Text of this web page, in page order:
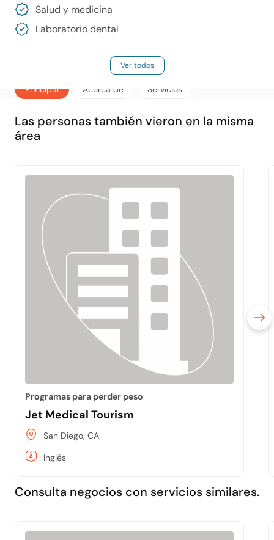
Principal Acerca de Servicios
Salud y medicina
Laboratorio dental
Ver todos
Las personas también vieron en la misma
área
Programas para perder peso
Jet Medical Tourism
San Diego, CA
Inglés
Consulta negocios con servicios similares.